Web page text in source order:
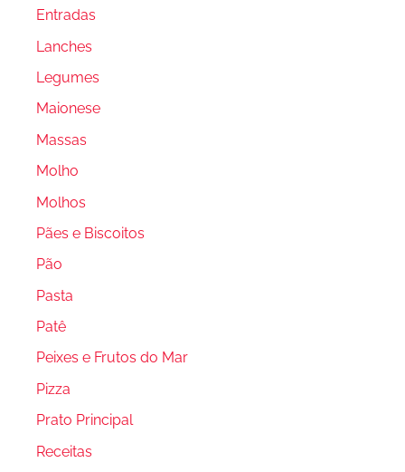
Entradas
Lanches
Legumes
Maionese
Massas
Molho
Molhos
Pães e Biscoitos
Pão
Pasta
Patê
Peixes e Frutos do Mar
Pizza
Prato Principal
Receitas